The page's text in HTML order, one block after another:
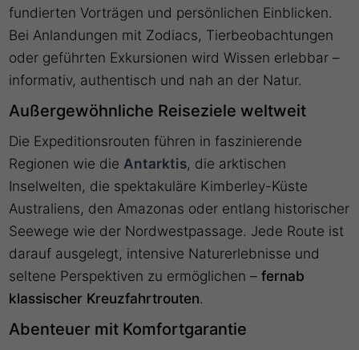
fundierten Vorträgen und persönlichen Einblicken.
Bei Anlandungen mit Zodiacs, Tierbeobachtungen
oder geführten Exkursionen wird Wissen erlebbar –
informativ, authentisch und nah an der Natur.
Außergewöhnliche Reiseziele weltweit
Die Expeditionsrouten führen in faszinierende
Regionen wie die Antarktis, die arktischen
Inselwelten, die spektakuläre Kimberley-Küste
Australiens, den Amazonas oder entlang historischer
Seewege wie der Nordwestpassage. Jede Route ist
darauf ausgelegt, intensive Naturerlebnisse und
seltene Perspektiven zu ermöglichen –fernab
klassischer Kreuzfahrtrouten.
Abenteuer mit Komfortgarantie